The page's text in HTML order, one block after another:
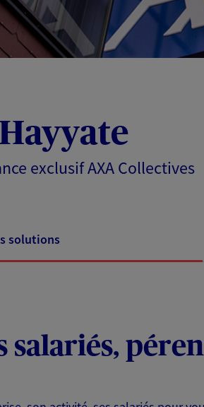
exclusif AXA Collectives
solutions
salariés,